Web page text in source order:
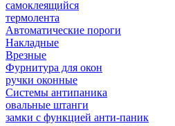
самоклеящийся
термолента
Автоматические пороги
Накладные
Врезные
Фурнитура для окон
ручки оконные
Системы антипаника
овальные штанги
замки с функцией анти-паник